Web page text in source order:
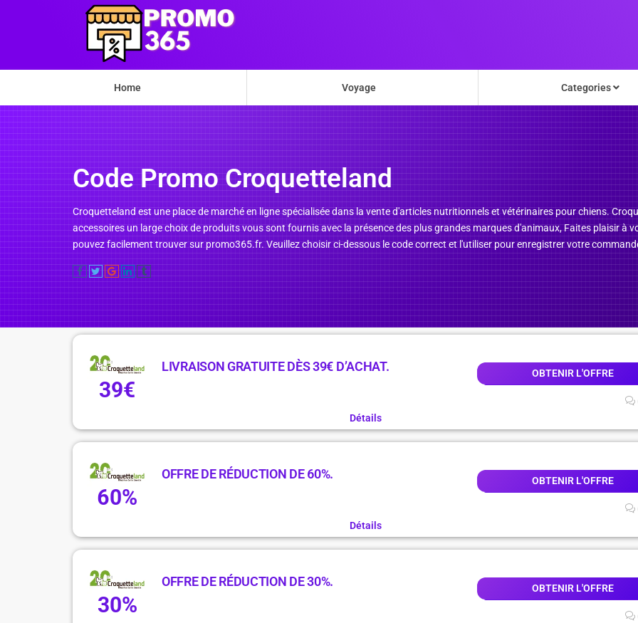
Home Voyage Categories
Code Promo Croquetteland
Croquetteland est une place de marché en ligne spécialisée dans la vente d'articles nutritionnels et vétérinaires pour chiens.
accessoires un large choix de produits vous sont fournis avec la présence des plus grandes marques d'animaux, Faites plaisir à
pouvez facilement trouver sur promo365.fr. Veuillez choisir ci-dessous le code correct et l'utiliser pour enregistrer votre
39€
LIVRAISON GRATUITE DÈS 39€ D’ACHAT. OBTENIR L'OFFRE
Détails
60%
OFFRE DE RÉDUCTION DE 60%. OBTENIR L'OFFRE
Détails
30%
OFFRE DE RÉDUCTION DE 30%. OBTENIR L'OFFRE